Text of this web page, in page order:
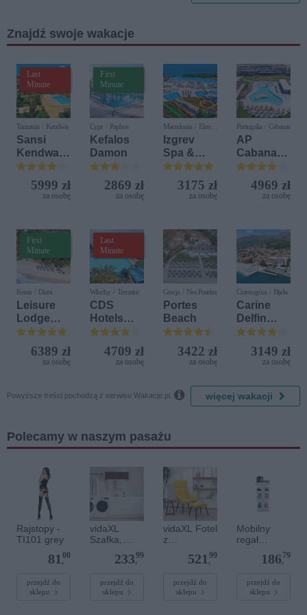
U21
Znajdź swoje wakacje
Last
Minute
Tanzania / Kendwa
Sansi
Kendwa
Beach
Resort
5999 zł
za osobę
First
Minute
Cypr / Paphos
Kefalos
Damon
2869 zł
za osobę
Macedonia / Elen
Kamen
Izgrev
Spa &
Aquapark
3175 zł
za osobę
Portugalia / Cabanas
AP
Cabanas
Beach &
Nature
4969 zł
za osobę
First
Minute
Kenia / Diani
Leisure
Lodge
Beach &
Golf
Resort by
Diamonds
6389 zł
za osobę
Last
Minute
Włochy / Terrasini
CDS
Hotels
Terrasini
(ex. Citta
del Mare)
4709 zł
za osobę
Grecja / Nea Potidea
Portes
Beach
3422 zł
za osobę
Czarnogóra / Bijela
Carine
Delfin
Bijela (ex.
Iberostar
Bijela
3149 zł
za osobę
Powyższe treści pochodzą z serwisu Wakacje.pl.  więcej wakacji
Polecamy w naszym pasażu
Rajstopy -
TI101 grey
81 ,
00
przejdź do
sklepu
vidaXL
Szafka,
5 cm,
materiał
233,
99
przejdź do
sklepu
vidaXL Fotel
z
podnóżkiem
y, obity
tkaniną
521 ,
99
przejdź do
sklepu
Mobilny
regał
ROBUSTON
PROFESSI
piętrowy
186,
79
przejdź do
sklepu